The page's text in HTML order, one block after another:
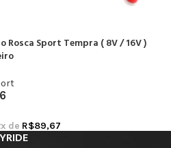
Rosca Sport Tempra ( 8V / 16V )
x de R$89,67